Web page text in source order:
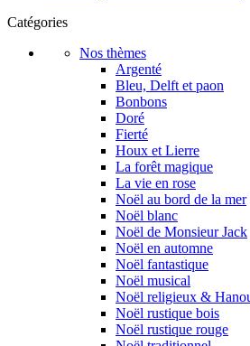
Catégories
Nos thèmes
Argenté
Bleu, Delft et paon
Bonbons
Doré
Fierté
Houx et Lierre
La forêt magique
La vie en rose
Noël au bord de la mer
Noël blanc
Noël de Monsieur Jack
Noël en automne
Noël fantastique
Noël musical
Noël religieux &
Noël rustique bois
Noël rustique rouge